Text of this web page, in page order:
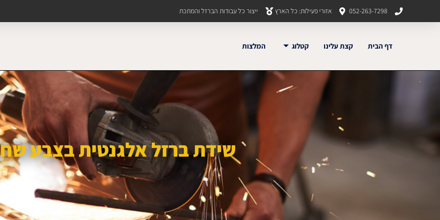
052-263-7298 אזורי פעילות: כל הארץ ייצור כל עבודות הברזל והמתכת
דף הבית קצת עלינו קטלוג המלצות
שידת ברזל אלגנטית בצבע